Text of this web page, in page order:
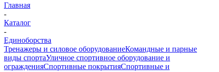
Главная
-
Каталог
-
Единоборства
Тренажеры и силовое оборудованиеКомандные и парные
виды спортаУличное спортивное оборудование и
огражденияСпортивные покрытияСпортивные и